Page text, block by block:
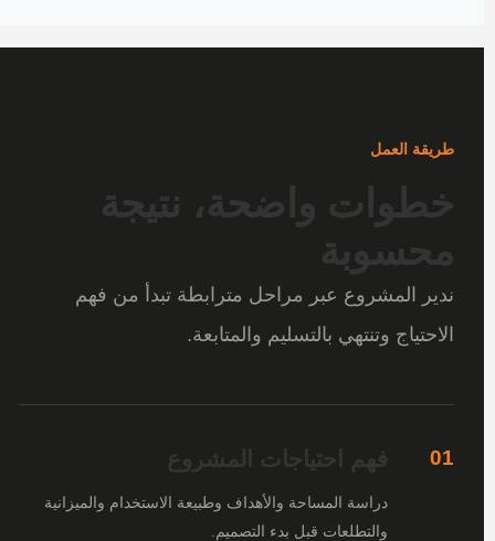
طريقة العمل
خطوات واضحة، نتيجة
محسوبة
ندير المشروع عبر مراحل مترابطة تبدأ من فهم
الاحتياج وتنتهي بالتسليم والمتابعة.
01 فهم احتياجات المشروع
دراسة المساحة والأهداف وطبيعة الاستخدام والميزانية
والتطلعات قبل بدء التصميم.